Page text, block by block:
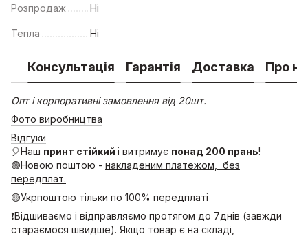
Розпродаж Ні
Тепла Ні
Консультація Гарантія Доставка Про
Опт і корпоративні замовлення від 20шт.
Фото виробництва
Відгуки
🎈Наш принт стійкий і витримує понад 200 прань!
🟢Новою поштою - накладеним платежом, без
передплат.
🟡Укрпоштою тільки по 100% передплаті
❗Відшиваємо і відправляємо протягом до 7днів (завжди
стараємося швидше). Якщо товар є на складі,